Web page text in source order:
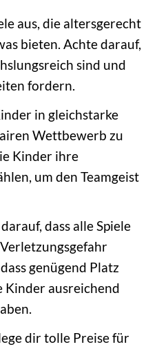
aus, die altersgerecht
bieten. Achte darauf,
sind und
fordern.
in gleichstarke
Wettbewerb zu
Kinder ihre
um den Teamgeist
dass alle Spiele
genügend Platz
Kinder ausreichend
dir tolle Preise für